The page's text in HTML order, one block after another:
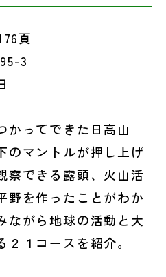
頁
3
かってできた日高山
のマントルが押し上げ
察できる露頭、火山活
野を作ったことがわか
ながら地球の活動と大
１コースを紹介。